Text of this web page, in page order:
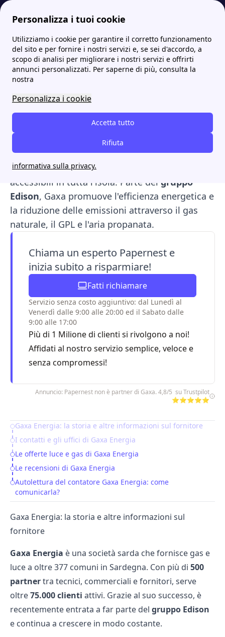
Personalizza i tuoi cookie
Utilizziamo i cookie per garantire il corretto funzionamento
del sito e per fornire i nostri servizi e, se sei d'accordo, a
scopo di analisi per migliorare i nostri servizi e offrirti
annunci personalizzati. Per saperne di più, consulta la
nostra
Personalizza i cookie
Accetta tutto
Rifiuta
informativa sulla privacy.
Papernest.it Fornitori Luce e Gas Gaxa Energia: contatti, offerte e recensioni
Gaxa Energia: contatti,
offerte e recensioni
Gaxa Energiaè un fornitore digas metano e
Sardegna, nato nel
seguito dell'acquisizione di società locali. Oggi
serveoltre 75.000 clientiattivi e si impegna a
offrire soluzioni energetiche sostenibili e
accessibili in tutta l'isola. Parte del gruppo
Edison, Gaxa promuove l'efficienza energetica e
la riduzione delle emissioni attraverso il gas
naturale, il GPL e l'aria propanata.
Chiama un esperto Papernest e
inizia subito a risparmiare!
Fatti richiamare
Servizio senza costo aggiuntivo: dal Lunedì al
Venerdì dalle 9:00 alle 20:00 ed il Sabato dalle
9:00 alle 17:00
Più di 1 Milione di clienti si rivolgono a noi!
Affidati al nostro servizio semplice, veloce e
senza compromessi!
Annuncio: Papernest non è partner di Gaxa. 4,8/5 su Trustpilot
⭐⭐⭐⭐⭐
Table of Contents
Gaxa Energia: la storia e altre informazioni sul fornitore
I contatti e gli uffici di Gaxa Energia
Le offerte luce e gas di Gaxa Energia
Le recensioni di Gaxa Energia
Autolettura del contatore Gaxa Energia: come
comunicarla?
Gaxa Energia: la storia e altre informazioni sul
fornitore
Gaxa Energia è una società sarda che fornisce gas e
luce a oltre 377 comuni in Sardegna. Con più di 500
partnertra tecnici, commerciali e fornitori, serve
oltre75.000 clienti attivi. Grazie al suo successo, è
recentemente entrata a far parte del gruppo Edison
e continua a crescere in modo costante.